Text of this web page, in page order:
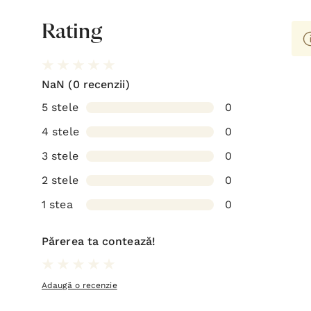
Rating
NaN (0 recenzii)
5 stele
0
4 stele
0
3 stele
0
2 stele
0
1 stea
0
Părerea ta contează!
Adaugă o recenzie